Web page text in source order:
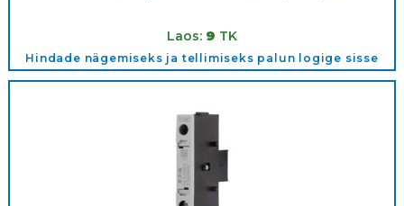
Laos: 9 TK
Hindade nägemiseks ja tellimiseks palun logige sisse